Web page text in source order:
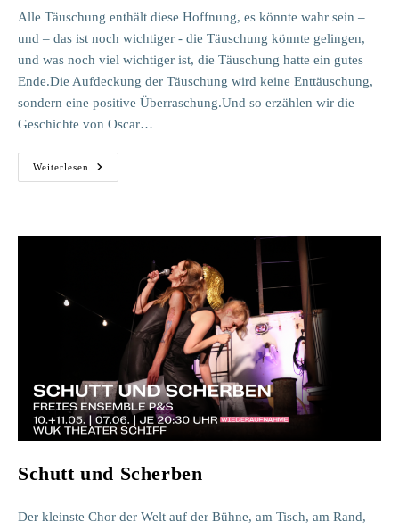
Alle Täuschung enthält diese Hoffnung, es könnte wahr sein –
und – das ist noch wichtiger - die Täuschung könnte gelingen,
und was noch viel wichtiger ist, die Täuschung hatte ein gutes
Ende.Die Aufdeckung der Täuschung wird keine Enttäuschung,
sondern eine positive Überraschung.Und so erzählen wir die
Geschichte von Oscar…
Weiterlesen
Bunbury
–
Schutt und Scherben
Der kleinste Chor der Welt auf der Bühne, am Tisch, am Rand,